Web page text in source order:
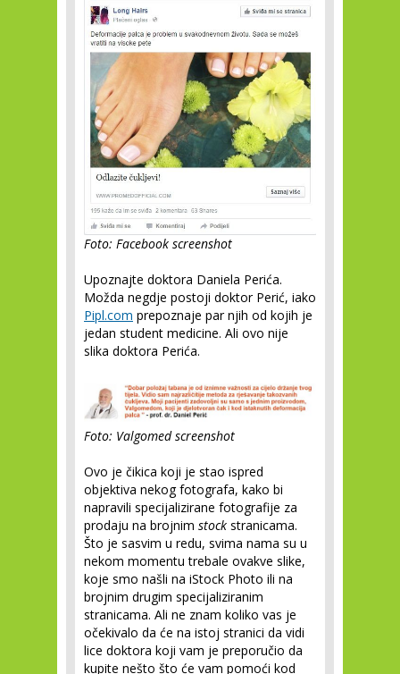
Foto: Facebook screenshot
Upoznajte doktora Daniela Perića.
Možda negdje postoji doktor Perić, iako
Pipl.com prepoznaje par njih od kojih je
jedan student medicine. Ali ovo nije
slika doktora Perića.
Foto: Valgomed screenshot
Ovo je čikica koji je stao ispred
objektiva nekog fotografa, kako bi
napravili specijalizirane fotografije za
prodaju na brojnim stock stranicama.
Što je sasvim u redu, svima nama su u
nekom momentu trebale ovakve slike,
koje smo našli na iStock Photo ili na
brojnim drugim specijaliziranim
stranicama. Ali ne znam koliko vas je
očekivalo da će na istoj stranici da vidi
lice doktora koji vam je preporučio da
kupite nešto što će vam pomoći kod